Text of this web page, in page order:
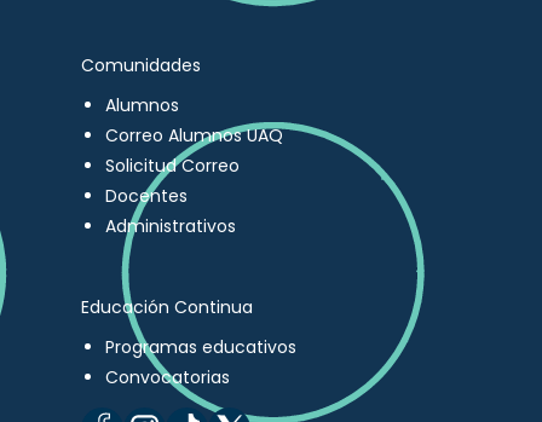
Comunidades
Alumnos
Correo Alumnos UAQ
Solicitud Correo
Docentes
Administrativos
Educación Continua
Programas educativos
Convocatorias